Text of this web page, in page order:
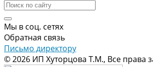
Мы в соц. сетях
Обратная связь
Письмо директору
© 2026 ИП Хуторцова Т.М., Все права